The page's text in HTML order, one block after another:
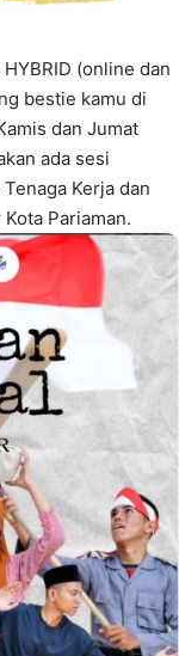
(online dan
bestie kamu di
dan Jumat
ada sesi
Kerja dan
Pariaman.